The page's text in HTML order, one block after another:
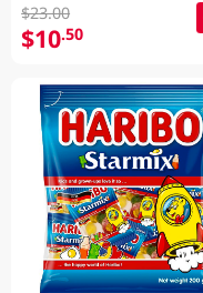
$23.00
$10.50